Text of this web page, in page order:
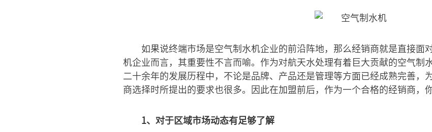
如果说终端市场是空气制水机企业的前沿阵地，那么经销商就是直接面
机企业而言，其重要性不言而喻。作为对航天水处理有着巨大贡献的空气制
二十余年的发展历程中，不论是品牌、产品还是管理等方面已经成熟完善，
商选择时所提出的要求也很多。因此在加盟前后，作为一个合格的经销商，
1、对于区域市场动态有足够了解